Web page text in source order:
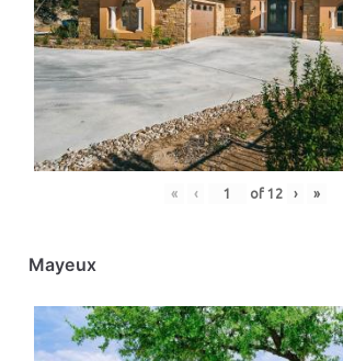
« ‹ of12 › »
Mayeux